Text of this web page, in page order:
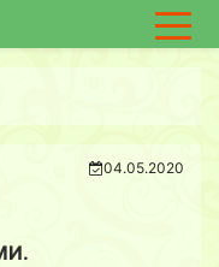
04.05.2020